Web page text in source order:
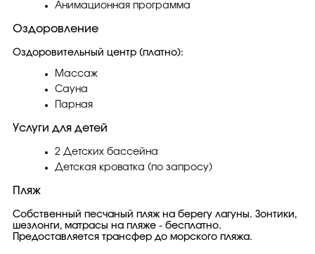
Анимационная программа
Оздоровление
Оздоровительный центр (платно):
Массаж
Сауна
Парная
Услуги для детей
2 Детских бассейна
Детская кроватка (по запросу)
Пляж
Собственный песчаный пляж на берегу лагуны. Зонтики,
шезлонги, матрасы на пляже - бесплатно.
Предоставляется трансфер до морского пляжа.